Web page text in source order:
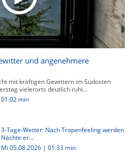
und angenehmere
mit kräftigen Gewittern im Südosten
vielerorts deutlich ruhi...
min
3-Tage-Wetter: Nach Tropenfeeling werden
Nächte er...
Mi 05.08.2026 | 01:33 min